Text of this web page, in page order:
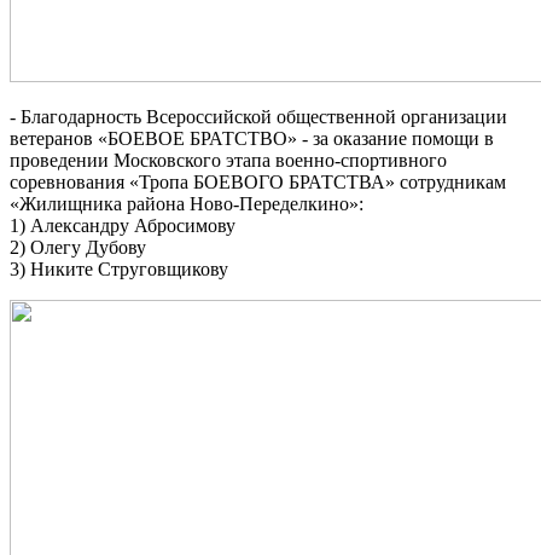
- Благодарность Всероссийской общественной организации
ветеранов «БОЕВОЕ БРАТСТВО» - за оказание помощи в
проведении Московского этапа военно-спортивного
соревнования «Тропа БОЕВОГО БРАТСТВА» сотрудникам
«Жилищника района Ново-Переделкино»:
1) Александру Абросимову
2) Олегу Дубову
3) Никите Струговщикову